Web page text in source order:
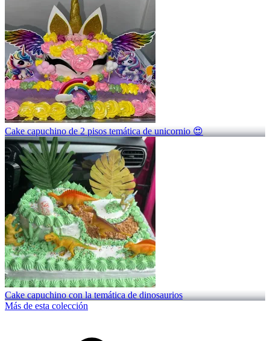
Cake capuchino de 2 pisos temática de unicornio 😍
Cake capuchino con la temática de dinosaurios
Más de esta colección